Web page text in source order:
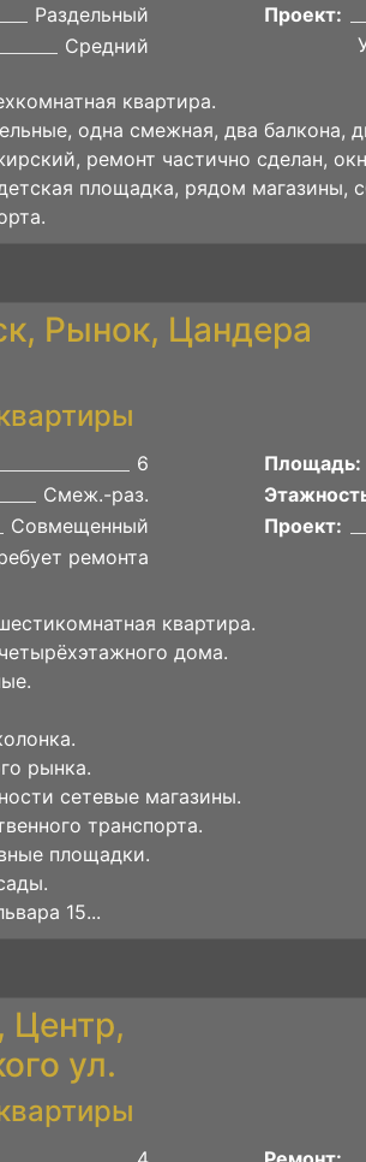
Раздельный
Средний
Проект:
квартира.
одна смежная, два балкона,
ремонт частично сделан,
площадка, рядом магазины,
Рынок, Цандера
6
Смеж.-раз.
Совмещенный
ремонта
Площадь:
Проект:
квартира.
дома.
рынка.
сетевые магазины.
транспорта.
площадки.
15...
Центр,
ул.